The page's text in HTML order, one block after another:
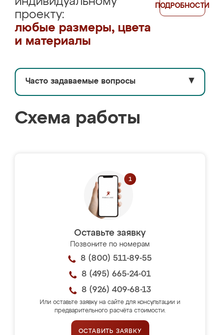
проекту:
любые размеры, цвета
и материалы
ПОДРОБНОСТИ
Часто задаваемые вопросы ▼
Схема работы
Оставьте заявку
Позвоните по номерам
8 (800) 511-89-55
8 (495) 665-24-01
8 (926) 409-68-13
Или оставьте заявку на сайте для консультации и
предварительного расчёта стоимости.
ОСТАВИТЬ ЗАЯВКУ